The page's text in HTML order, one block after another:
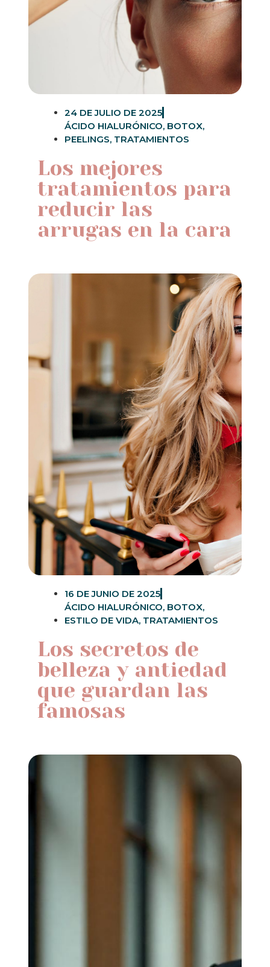
24 DE JULIO DE 2025
ÁCIDO HIALURÓNICO, BOTOX,
PEELINGS, TRATAMIENTOS
Los mejores
tratamientos para
reducir las
arrugas en la cara
16 DE JUNIO DE 2025
ÁCIDO HIALURÓNICO, BOTOX,
ESTILO DE VIDA, TRATAMIENTOS
Los secretos de
belleza y antiedad
que guardan las
famosas